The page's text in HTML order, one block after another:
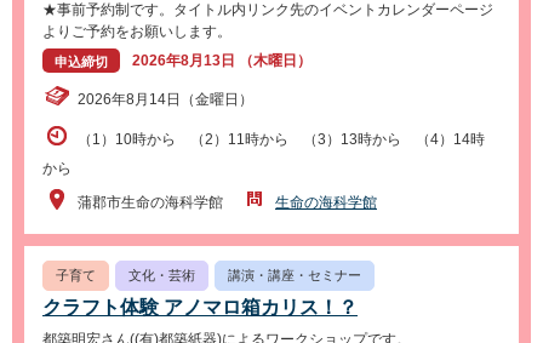
★事前予約制です。タイトル内リンク先のイベントカレンダーページ
よりご予約をお願いします。
申込締切 2026年8月13日 （木曜日）
2026年8月14日（金曜日）
（1）10時から （2）11時から （3）13時から （4）14時
から
蒲郡市生命の海科学館
生命の海科学館
子育て 文化・芸術 講演・講座・セミナー
クラフト体験 アノマロ箱カリス！？